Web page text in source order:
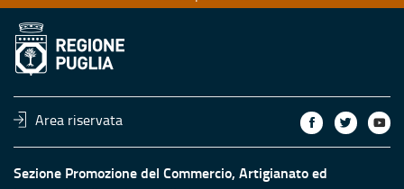
Area riservata
Sezione Promozione del Commercio, Artigianato ed